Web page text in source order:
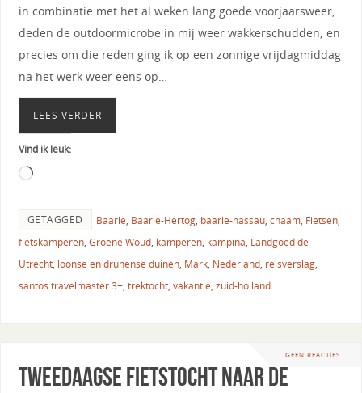
in combinatie met het al weken lang goede voorjaarsweer,
deden de outdoormicrobe in mij weer wakkerschudden; en
precies om die reden ging ik op een zonnige vrijdagmiddag
na het werk weer eens op…
LEES VERDER
Vind ik leuk:
GETAGGED Baarle, Baarle-Hertog, baarle-nassau, chaam, Fietsen,
fietskamperen, Groene Woud, kamperen, kampina, Landgoed de
Utrecht, loonse en drunense duinen, Mark, Nederland, reisverslag,
santos travelmaster 3+, trektocht, vakantie, zuid-holland
GEEN REACTIES
Tweedaagse fietstocht naar de